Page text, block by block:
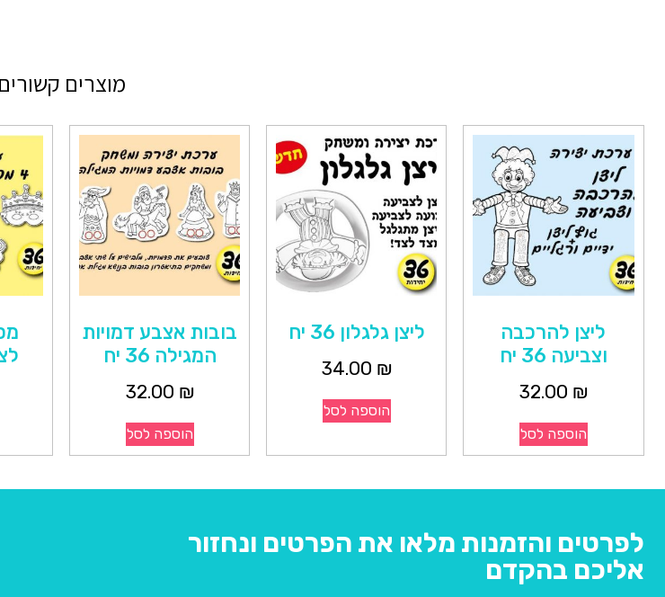
מוצרים קשורים
ליצן להרכבה
וצביעה 36 יח
32.00 ₪
הוספה לסל
ליצן גלגלון 36 יח
34.00 ₪
הוספה לסל
בובות אצבע דמויות
המגילה 36 יח
32.00 ₪
הוספה לסל
לפרטים והזמנות מלאו את הפרטים ונחזור
אליכם בהקדם